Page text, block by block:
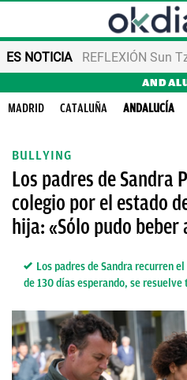
ES NOTICIA REFLEXIÓN Sun
MADRID CATALUÑA ANDALUCÍA
BULLYING
Los padres de Sandra
colegio por el estado
hija: «Sólo pudo beber
Los padres de Sandra recurren
de 130 días esperando, se